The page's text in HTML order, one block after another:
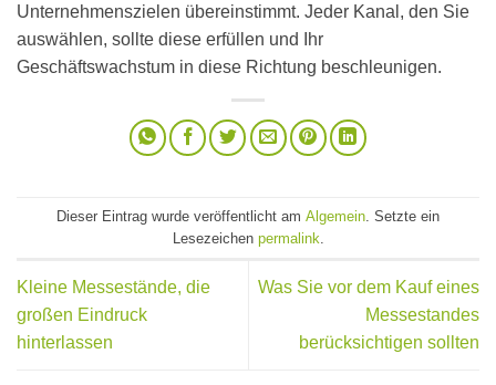
Unternehmenszielen übereinstimmt. Jeder Kanal, den Sie
auswählen, sollte diese erfüllen und Ihr
Geschäftswachstum in diese Richtung beschleunigen.
Dieser Eintrag wurde veröffentlicht am Algemein . Setzte ein
Lesezeichen permalink
Kleine Messestände, die
großen Eindruck
hinterlassen
Was Sie vor dem Kauf eines
Messestandes
berücksichtigen sollten